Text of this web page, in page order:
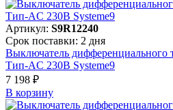
Артикул: S9R12240
Срок поставки: 2 дня
Выключатель
Тип-AC 230В Systeme9
7 198 ₽
В корзинy